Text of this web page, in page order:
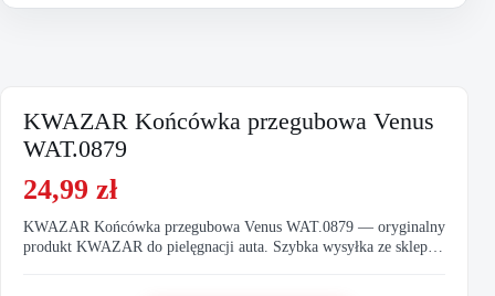
KWAZAR Końcówka przegubowa Venus
WAT.0879
24,99 zł
KWAZAR Końcówka przegubowa Venus WAT.0879 — oryginalny
produkt KWAZAR do pielęgnacji auta. Szybka wysyłka ze sklepu